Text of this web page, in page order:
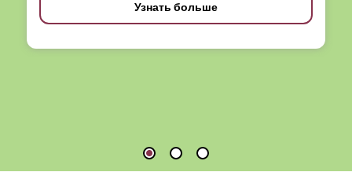
Узнать больше